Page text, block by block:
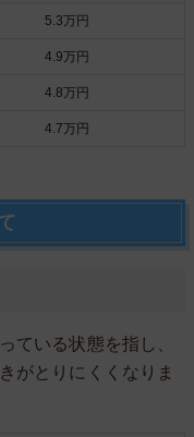
5.3万円
4.9万円
4.8万円
4.7万円
ている状態を指し、
がとりにくくなりま